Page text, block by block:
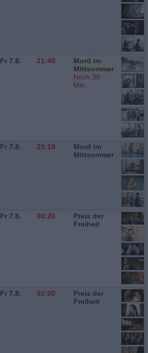
Fr 7.8. 21:40
Mord im
Mittsommer
Noch 38
Min.
Fr 7.8. 23:10
Mord im
Mittsommer
Fr 7.8. 00:20
Preis der
Freiheit
Fr 7.8. 02:00
Preis der
Freiheit